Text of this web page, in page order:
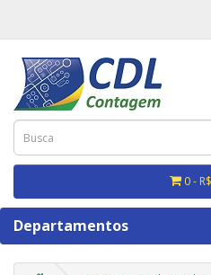
0 -
Departamentos